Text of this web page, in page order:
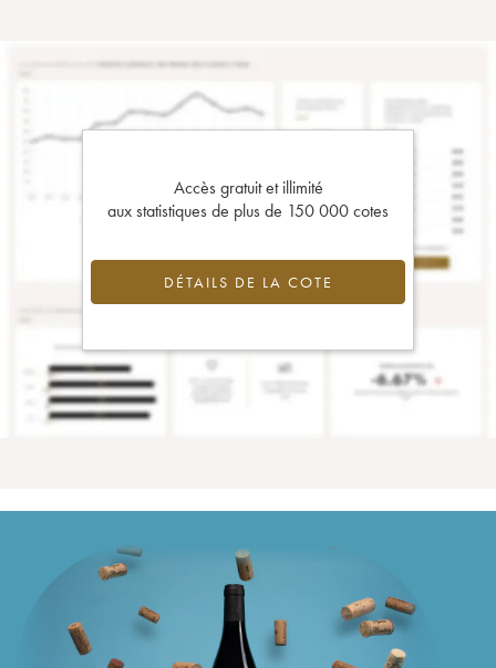
Accès gratuit et illimité
aux statistiques de plus de 150 000 cotes
DÉTAILS DE LA COTE